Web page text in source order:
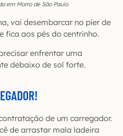
em Morro de São Paulo
vai desembarcar no píer de
fica aos pés do centrinho.
enfrentar uma
debaixo de sol forte.
de um carregador.
de arrastar mala ladeira